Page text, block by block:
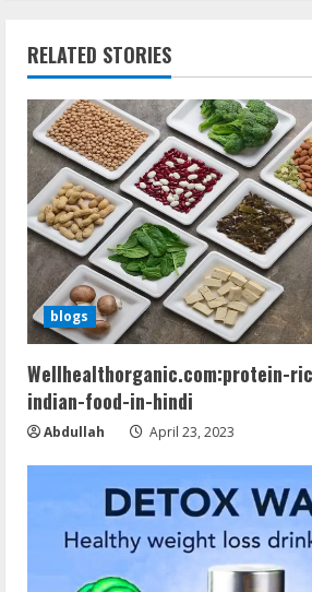
n
u
e
R
e
a
d
i
n
g
RELATED STORIES
blogs
Wellhealthorganic.com:protein-
indian-food-in-hindi
Abdullah April 23, 2023